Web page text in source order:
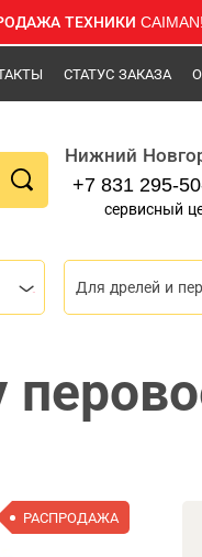
ТЕХНИКИ CAIMAN!
СТАТУС ЗАКАЗА
Нижний
+7 831 295-
сервисный
Для дрелей и
РАСПРОДАЖА